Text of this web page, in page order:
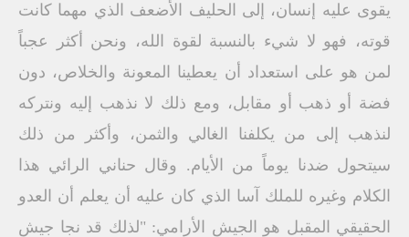
يقوى عليه إنسان، إلى الحليف الأضعف الذي مهما كانت
قوته، فهو لا شيء بالنسبة لقوة الله، ونحن أكثر عجباً
لمن هو على استعداد أن يعطينا المعونة والخلاص، دون
فضة أو ذهب أو مقابل، ومع ذلك لا نذهب إليه ونتركه
لنذهب إلى من يكلفنا الغالي والثمن، وأكثر من ذلك
سيتحول ضدنا يوماً من الأيام. وقال حناني الرائي هذا
الكلام وغيره للملك آسا الذي كان عليه أن يعلم أن العدو
الحقيقي المقبل هو الجيش الأرامي: "لذلك قد نجا جيش